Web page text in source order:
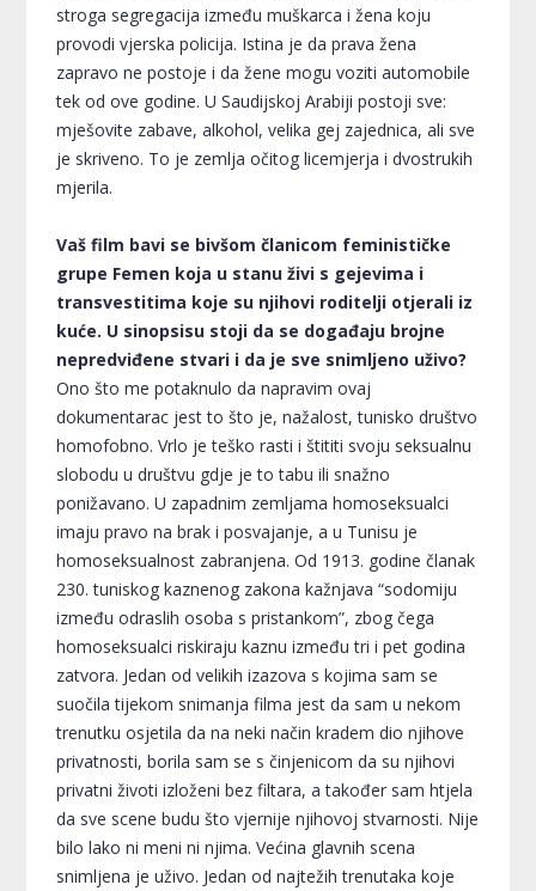
stroga segregacija između muškarca i žena koju
provodi vjerska policija. Istina je da prava žena
zapravo ne postoje i da žene mogu voziti automobile
tek od ove godine. U Saudijskoj Arabiji postoji sve:
mješovite zabave, alkohol, velika gej zajednica, ali sve
je skriveno. To je zemlja očitog licemjerja i dvostrukih
mjerila.
Vaš film bavi se bivšom članicom feminističke
grupe Femen koja u stanu živi s gejevima i
transvestitima koje su njihovi roditelji otjerali iz
kuće. U sinopsisu stoji da se događaju brojne
nepredviđene stvari i da je sve snimljeno uživo?
Ono što me potaknulo da napravim ovaj
dokumentarac jest to što je, nažalost, tunisko društvo
homofobno. Vrlo je teško rasti i štititi svoju seksualnu
slobodu u društvu gdje je to tabu ili snažno
ponižavano. U zapadnim zemljama homoseksualci
imaju pravo na brak i posvajanje, a u Tunisu je
homoseksualnost zabranjena. Od 1913. godine članak
230. tuniskog kaznenog zakona kažnjava “sodomiju
između odraslih osoba s pristankom”, zbog čega
homoseksualci riskiraju kaznu između tri i pet godina
zatvora. Jedan od velikih izazova s kojima sam se
suočila tijekom snimanja filma jest da sam u nekom
trenutku osjetila da na neki način kradem dio njihove
privatnosti, borila sam se s činjenicom da su njihovi
privatni životi izloženi bez filtara, a također sam htjela
da sve scene budu što vjernije njihovoj stvarnosti. Nije
bilo lako ni meni ni njima. Većina glavnih scena
snimljena je uživo. Jedan od najtežih trenutaka koje